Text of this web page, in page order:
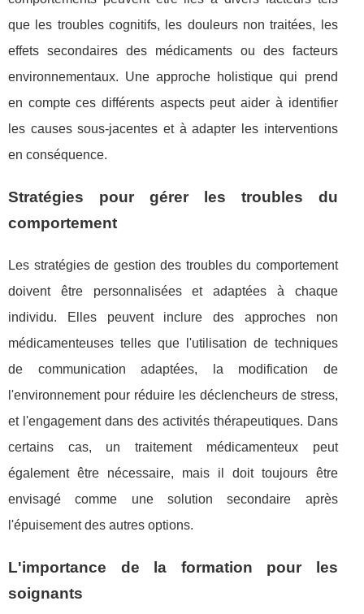
que les troubles cognitifs, les douleurs non traitées, les
effets secondaires des médicaments ou des facteurs
environnementaux. Une approche holistique qui prend
en compte ces différents aspects peut aider à identifier
les causes sous-jacentes et à adapter les interventions
en conséquence.
Stratégies pour gérer les troubles du
comportement
Les stratégies de gestion des troubles du comportement
doivent être personnalisées et adaptées à chaque
individu. Elles peuvent inclure des approches non
médicamenteuses telles que l'utilisation de techniques
de communication adaptées, la modification de
l'environnement pour réduire les déclencheurs de stress,
et l'engagement dans des activités thérapeutiques. Dans
certains cas, un traitement médicamenteux peut
également être nécessaire, mais il doit toujours être
envisagé comme une solution secondaire après
l'épuisement des autres options.
L'importance de la formation pour les
soignants